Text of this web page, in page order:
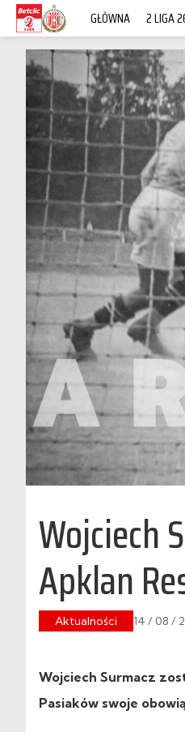
GŁÓWNA 2 LIGA
Wojciech
Apklan
Aktualności 14 / 08 /
Wojciech Surmacz
Pasiaków swoje